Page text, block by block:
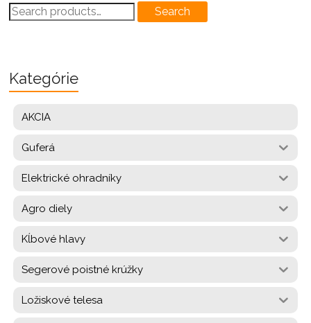
Search
for:
Search
Kategórie
AKCIA
Guferá
Elektrické ohradníky
Agro diely
Kĺbové hlavy
Segerové poistné krúžky
Ložiskové telesa